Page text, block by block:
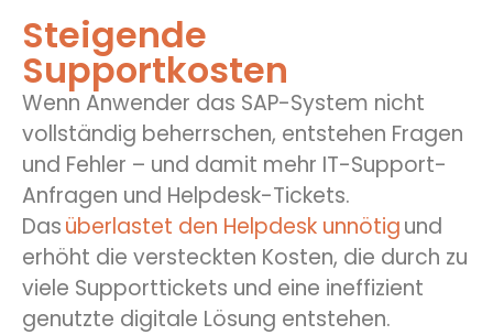
Steigende
Supportkosten
Wenn Anwender das SAP-System nicht
vollständig beherrschen, entstehen Fragen
und Fehler – und damit mehr IT-Support-
Anfragen und Helpdesk-Tickets.
Dasüberlastet den Helpdesk unnötigund
erhöht die versteckten Kosten, die durch zu
viele Supporttickets und eine ineffizient
genutzte digitale Lösung entstehen.